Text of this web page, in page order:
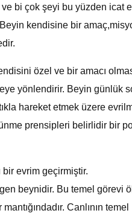
bi çok şeyi bu yüzden icat
kendisine bir
özel ve bir amacı
yönlendirir. Beyin günlük
hareket etmek üzere
prensipleri belirlidir bir
bir evrim geçirmiştir.
beynidir. Bu temel görevi
Canlının temel